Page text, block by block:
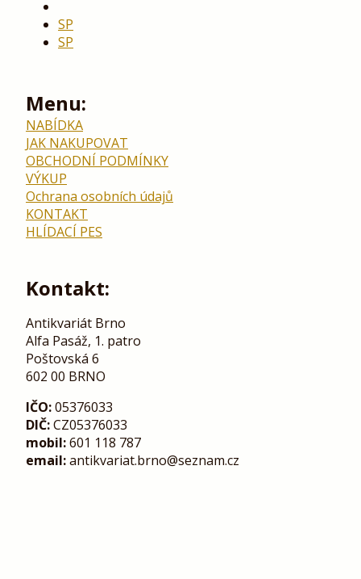
SP
SP
Menu:
NABÍDKA
JAK NAKUPOVAT
OBCHODNÍ PODMÍNKY
VÝKUP
Ochrana osobních údajů
KONTAKT
HLÍDACÍ PES
Kontakt:
Antikvariát Brno
Alfa Pasáž, 1. patro
Poštovská 6
602 00 BRNO
IČO:05376033
DIČ:CZ05376033
mobil:601 118 787
email:antikvariat.brno@seznam.cz